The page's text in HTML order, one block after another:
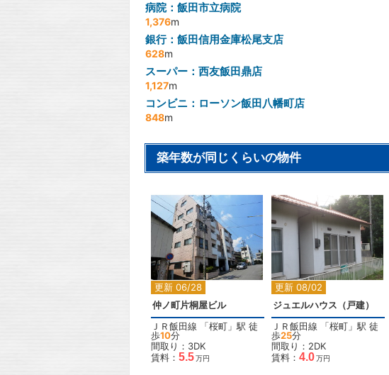
病院：飯田市立病院
1,376m
銀行：飯田信用金庫松尾支店
628m
スーパー：西友飯田鼎店
1,127m
コンビニ：ローソン飯田八幡町店
848m
築年数が同じくらいの物件
更新 06/28
2
仲ノ町片桐屋ビル
ＪＲ飯田線 「桜町 」駅 徒
歩10分
間取り：3DK
賃料： 5.5万円
更新 08/02
ジュエルハウス（戸建）
ＪＲ飯田線 「桜町 」駅 徒
歩25分
間取り：2DK
賃料： 4.0万円